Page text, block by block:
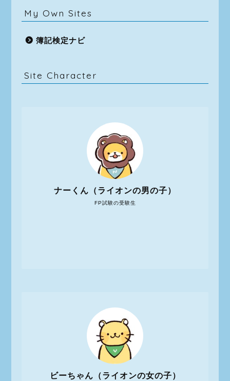
My Own Sites
簿記検定ナビ
Site Character
FP試験の受験生
ナーくん（ライオンの男の子）
ビーちゃん（ライオンの女の子）